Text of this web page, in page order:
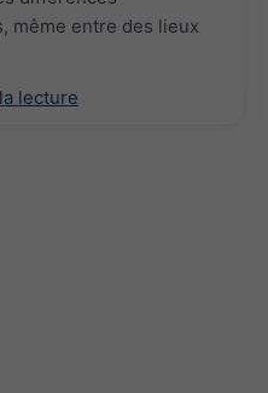
même entre des lieux
lecture